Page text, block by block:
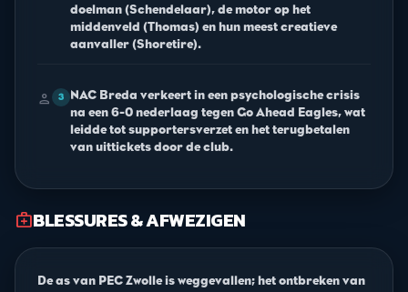
doelman (Schendelaar), de motor op het
middenveld (Thomas) en hun meest creatieve
aanvaller (Shoretire).
person 3
NAC Breda verkeert in een psychologische crisis
na een 6-0 nederlaag tegen Go Ahead Eagles, wat
leidde tot supportersverzet en het terugbetalen
van uittickets door de club.
medical_servicesBLESSURES & AFWEZIGEN
De as van PEC Zwolle is weggevallen; het ontbreken van